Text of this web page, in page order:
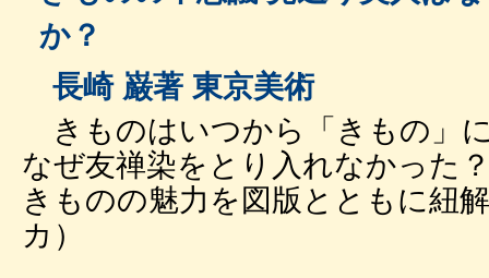
か？
長崎 巌著 東京美術
きものはいつから「きもの」
なぜ友禅染をとり入れなかった
きものの魅力を図版とともに紐
カ）